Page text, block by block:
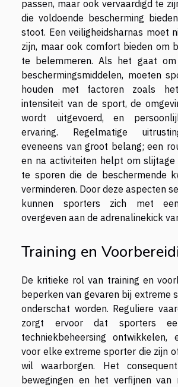
passen, maar ook vervaardigd te
die voldoende bescherming
stoot. Een veiligheidsharnas moet
zijn, maar ook comfort bieden om
te belemmeren. Als het gaat
beschermingsmiddelen, moeten
houden met factoren zoals
intensiteit van de sport, de
wordt uitgevoerd, en
ervaring. Regelmatige
eveneens van groot belang; een
en na activiteiten helpt om
te sporen die de beschermende
verminderen. Door deze aspecten
kunnen sporters zich met
overgeven aan de adrenalinekick
Training en
De kritieke rol van training en
beperken van gevaren bij extreme
onderschat worden. Reguliere
zorgt ervoor dat sporters
techniekbeheersing ontwikkelen,
voor elke extreme sporter die zijn
wil waarborgen. Het
bewegingen en het verfijnen van